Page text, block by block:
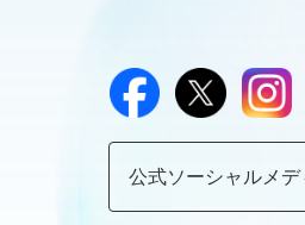
公式ソーシャルメデ